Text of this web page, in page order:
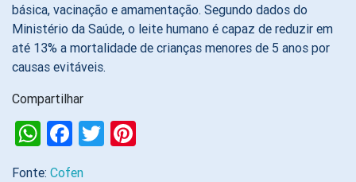
básica, vacinação e amamentação. Segundo dados do
Ministério da Saúde, o leite humano é capaz de reduzir em
até 13% a mortalidade de crianças menores de 5 anos por
causas evitáveis.
Compartilhar
WhatsApp
Facebook
Twitter
Fonte: Cofen